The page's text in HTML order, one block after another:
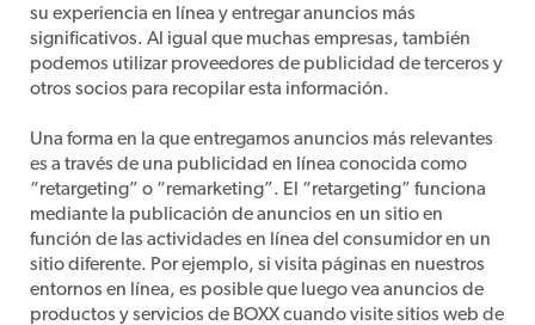
su experiencia en línea y entregar anuncios más
significativos. Al igual que muchas empresas, también
podemos utilizar proveedores de publicidad de terceros y
otros socios para recopilar esta información.
Una forma en la que entregamos anuncios más relevantes
es a través de una publicidad en línea conocida como
“retargeting” o “remarketing”. El “retargeting” funciona
mediante la publicación de anuncios en un sitio en
función de las actividades en línea del consumidor en un
sitio diferente. Por ejemplo, si visita páginas en nuestros
entornos en línea, es posible que luego vea anuncios de
productos y servicios de BOXX cuando visite sitios web de